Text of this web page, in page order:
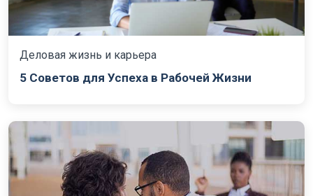
Деловая жизнь и карьера
5 Советов для Успеха в Рабочей Жизни